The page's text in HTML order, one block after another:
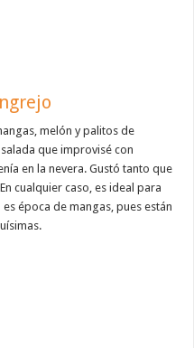
melón y palitos de
que improvisé con
en la nevera. Gustó tanto que
cualquier caso, es ideal para
época de mangas, pues están